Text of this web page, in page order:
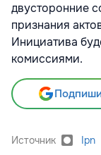
двусторонние
признания
Инициатива
комиссиями.
Источник Ipn